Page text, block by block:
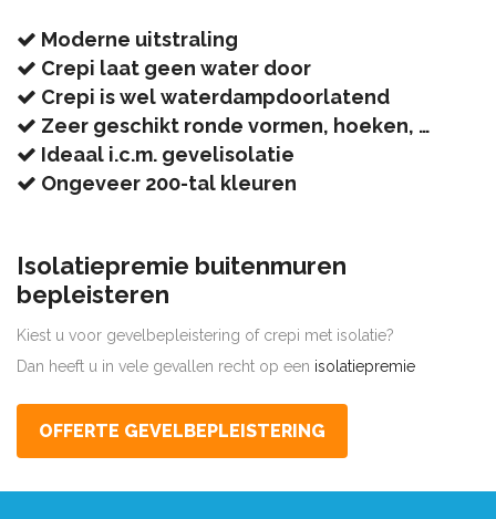
Moderne uitstraling
Crepi laat geen water door
Crepi is wel waterdampdoorlatend
Zeer geschikt ronde vormen, hoeken, …
Ideaal i.c.m. gevelisolatie
Ongeveer 200-tal kleuren
Isolatiepremie buitenmuren
bepleisteren
Kiest u voor gevelbepleistering of crepi met isolatie?
Dan heeft u in vele gevallen recht op een isolatiepremie
OFFERTE GEVELBEPLEISTERING